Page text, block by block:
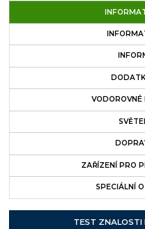
VODOROVNÉ
ZAŘÍZENÍ PRO
SPECIÁLNÍ
TEST ZNALOSTI